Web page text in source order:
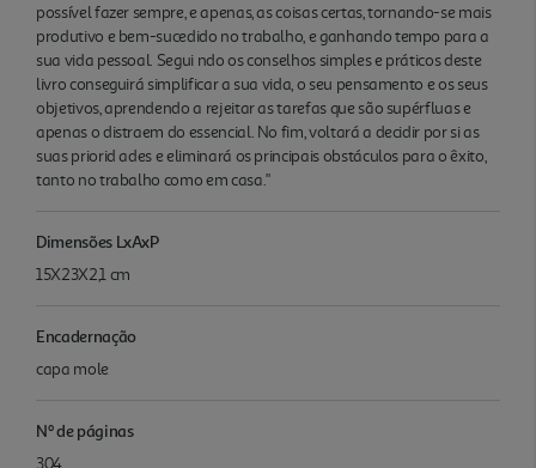
possível fazer sempre, e apenas, as coisas certas, tornando-se mais
produtivo e bem-sucedido no trabalho, e ganhando tempo para a
sua vida pessoal. Segui ndo os conselhos simples e práticos deste
livro conseguirá simplificar a sua vida, o seu pensamento e os seus
objetivos, aprendendo a rejeitar as tarefas que são supérfluas e
apenas o distraem do essencial. No fim, voltará a decidir por si as
suas priorid ades e eliminará os principais obstáculos para o êxito,
tanto no trabalho como em casa."
Dimensões LxAxP
15X23X2,1 cm
Encadernação
capa mole
Nº de páginas
304